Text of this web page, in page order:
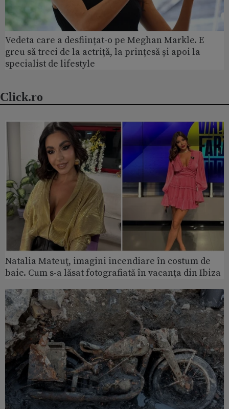
Vedeta care a desființat-o pe Meghan Markle. E
greu să treci de la actriță, la prințesă și apoi la
specialist de lifestyle
Click.ro
Natalia Mateuț, imagini incendiare în costum de
baie. Cum s-a lăsat fotografiată în vacanța din Ibiza